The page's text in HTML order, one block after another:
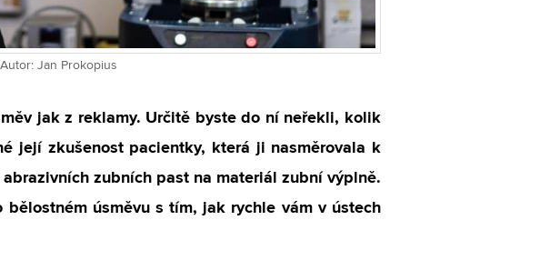
Jan Prokopius
jak z reklamy. Určitě byste do ní neřekli, kolik
její zkušenost pacientky, která ji nasměrovala k
zubních past na materiál zubní výplně.
úsměvu s tím, jak rychle vám v ústech